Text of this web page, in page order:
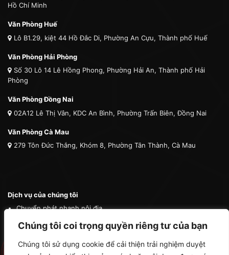
Chúng tôi coi trọng quyền riêng tư của bạn
Chúng tôi sử dụng cookie để cải thiện trải nghiệm duyệt
Hồ Chí Minh
Văn Phòng Huế
Lô B1.29, kiệt 44 Hồ Đắc Di, Phường An Cựu, Thành phố Huế
Văn Phòng Hải Phòng
Số 30 Lô 14 Lê Hồng Phong, Phường Hải An, Thành phố Hải
Phòng
Văn Phòng Đồng Nai
02A12 Lê Thị Vân, KDC An Bình, Phường Trấn Biên, Đồng Nai
Văn Phòng Cà Mau
279 Tôn Đức Thắng, Khóm 8, Phường Tân Thành, Cà Mau
Dịch vụ của chúng tôi
Chuyển phát nhanh nội địa
Chuyển phát nhanh quốc tế
Vận chuyển thú cưng